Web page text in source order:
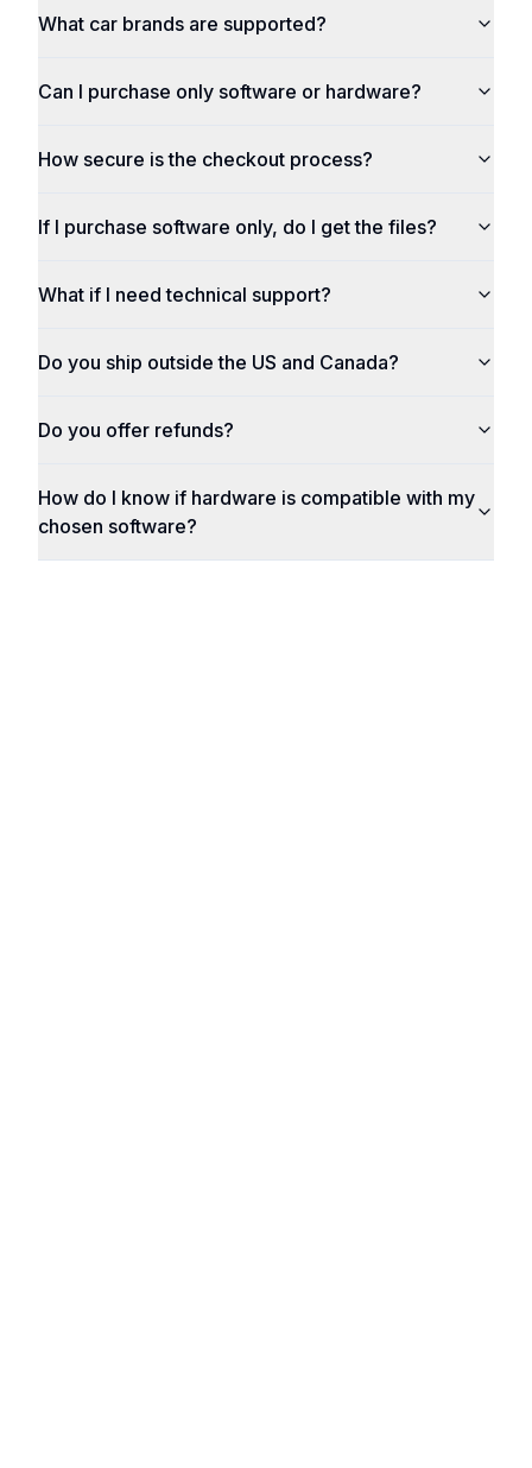
What car brands are supported?
Can I purchase only software or hardware?
How secure is the checkout process?
If I purchase software only, do I get the files?
What if I need technical support?
Do you ship outside the US and Canada?
Do you offer refunds?
How do I know if hardware is compatible with my
chosen software?